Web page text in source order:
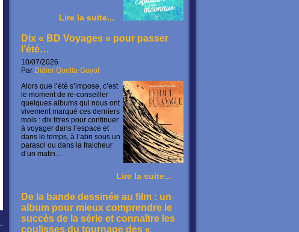
Lire la suite...
Dix « BD Voyages » pour passer
l’été…
10/07/2026
Par Didier Quella-Guyot
Alors que l’été s’impose, c’est
le moment de re-conseiller
quelques albums qui nous ont
vivement marqué ces derniers
mois : dix titres pour continuer
à voyager dans l’espace et
dans le temps, à l’abri sous un
parasol ou dans la fraicheur
d’un matin…
Lire la suite...
De la bande dessinée au film : un
album pour mieux comprendre le
succès de la série et connaître les
coulisses du tournage des «